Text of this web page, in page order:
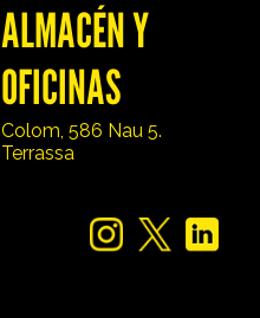
ALMACÉN Y
OFICINAS
Colom, 586 Nau 5.
Terrassa